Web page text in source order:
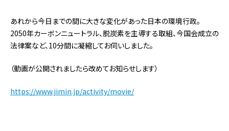
あれから今日までの間に大きな変化があった日本の環境行政。
2050年カーボンニュートラル、脱炭素を主導する取組、今国会成立の
法律案など、10分間に凝縮してお伺いしました。
（動画が公開されましたら改めてお知らせします）
https://www.jimin.jp/activity/movie/